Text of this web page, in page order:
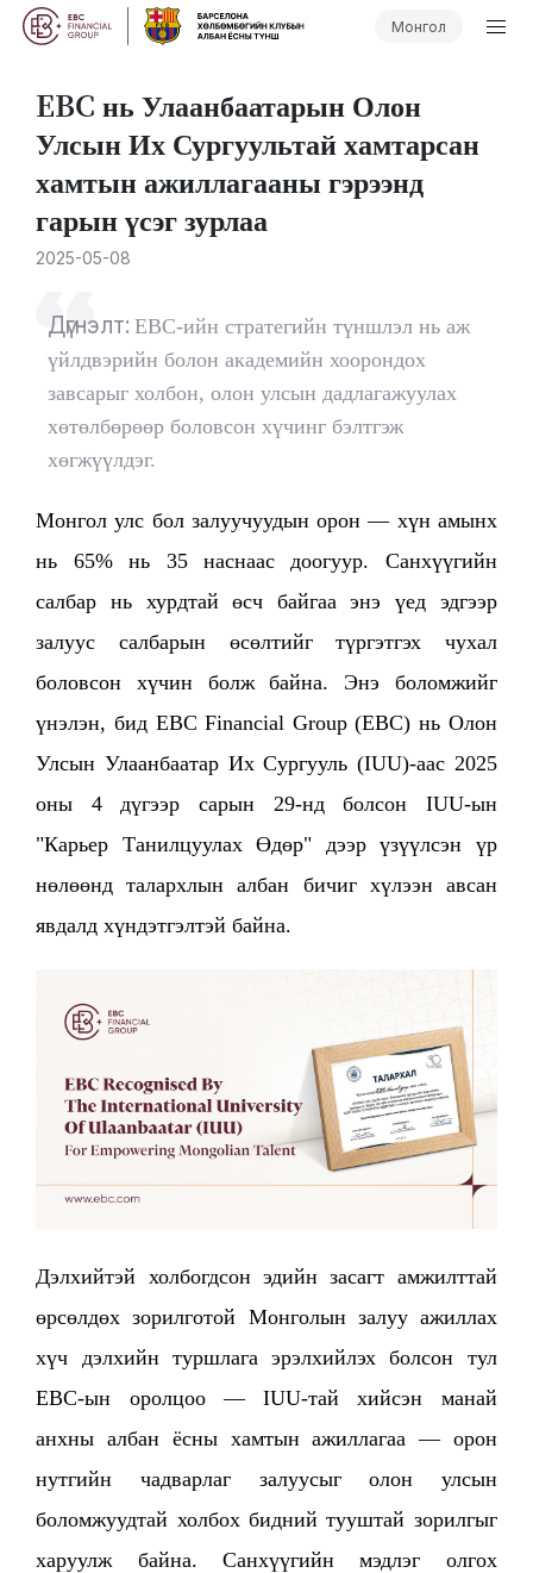
Монгол
EBC нь Улаанбаатарын Олон
Улсын Их Сургуультай хамтарсан
хамтын ажиллагааны гэрээнд
гарын үсэг зурлаа
2025-05-08
Дүгнэлт: EBC-ийн стратегийн түншлэл нь аж
үйлдвэрийн болон академийн хоорондох
завсарыг холбон, олон улсын дадлагажуулах
хөтөлбөрөөр боловсон хүчинг бэлтгэж
хөгжүүлдэг.
Монгол улс бол залуучуудын орон — хүн амынх
нь 65% нь 35 наснаас доогуур. Санхүүгийн
салбар нь хурдтай өсч байгаа энэ үед эдгээр
залуус салбарын өсөлтийг түргэтгэх чухал
боловсон хүчин болж байна. Энэ боломжийг
үнэлэн, бид EBC Financial Group (EBC) нь Олон
Улсын Улаанбаатар Их Сургууль (IUU)-аас 2025
оны 4 дүгээр сарын 29-нд болсон IUU-ын
"Карьер Танилцуулах Өдөр" дээр үзүүлсэн үр
нөлөөнд талархлын албан бичиг хүлээн авсан
явдалд хүндэтгэлтэй байна.
Дэлхийтэй холбогдсон эдийн засагт амжилттай
өрсөлдөх зорилготой Монголын залуу ажиллах
хүч дэлхийн туршлага эрэлхийлэх болсон тул
EBC-ын оролцоо — IUU-тай хийсэн манай
анхны албан ёсны хамтын ажиллагаа — орон
нутгийн чадварлаг залуусыг олон улсын
боломжуудтай холбох бидний тууштай зорилгыг
харуулж байна. Санхүүгийн мэдлэг олгох